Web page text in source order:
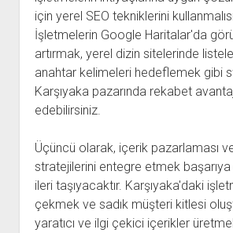
için yerel SEO tekniklerini
İşletmelerin Google Haritalar'da
artırmak, yerel dizin sitelerinde
anahtar kelimeleri hedeflemek gibi
Karşıyaka pazarında rekabet
edebilirsiniz.
Üçüncü olarak, içerik pazarlaması
stratejilerini entegre etmek
ileri taşıyacaktır. Karşıyaka'daki
çekmek ve sadık müşteri kitlesi
yaratıcı ve ilgi çekici içerikler